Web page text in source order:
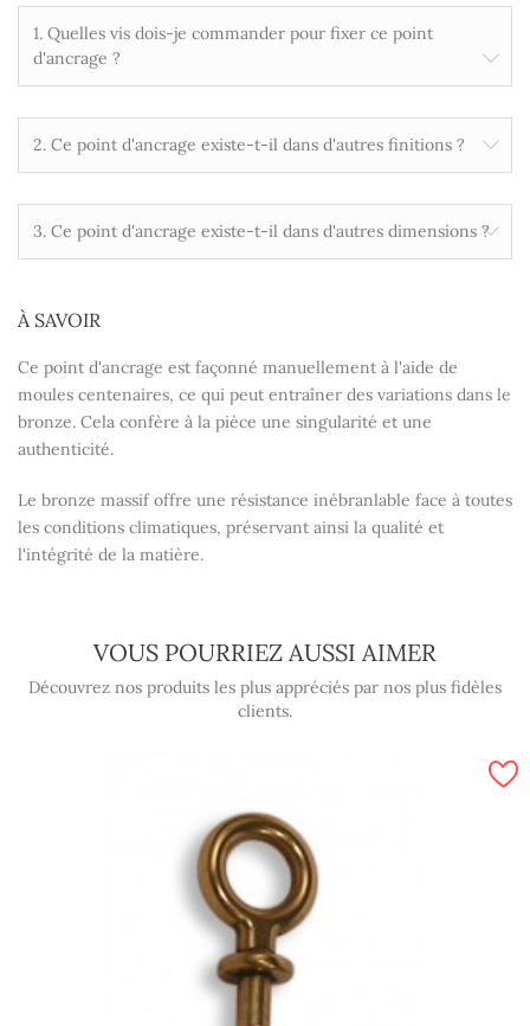
1. Quelles vis dois-je commander pour fixer ce point
d'ancrage ?
2. Ce point d'ancrage existe-t-il dans d'autres finitions ?
3. Ce point d'ancrage existe-t-il dans d'autres dimensions ?
À SAVOIR
Ce point d'ancrage est façonné manuellement à l'aide de
moules centenaires, ce qui peut entraîner des variations dans le
bronze. Cela confère à la pièce une singularité et une
authenticité.
Le bronze massif offre une résistance inébranlable face à toutes
les conditions climatiques, préservant ainsi la qualité et
l'intégrité de la matière.
VOUS POURRIEZ AUSSI AIMER
Découvrez nos produits les plus appréciés par nos plus fidèles
clients.